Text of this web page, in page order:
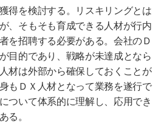
得を検討する。リスキリングとは
、そもそも育成できる人材が行内
を招聘する必要がある。会社のＤ
目的であり、戦略が未達成となら
材は外部から確保しておくことが
もＤＸ人材となって業務を遂行で
ついて体系的に理解し、応用でき
。